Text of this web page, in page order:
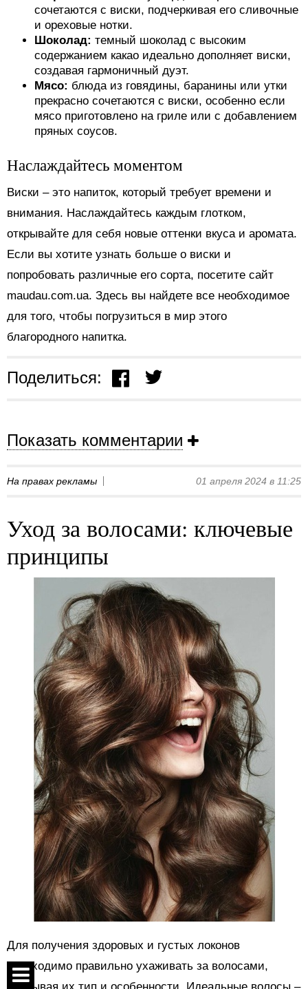
сочетаются с виски, подчеркивая его сливочные
и ореховые нотки.
Шоколад: темный шоколад с высоким
содержанием какао идеально дополняет виски,
создавая гармоничный дуэт.
Мясо: блюда из говядины, баранины или утки
прекрасно сочетаются с виски, особенно если
мясо приготовлено на гриле или с добавлением
пряных соусов.
Наслаждайтесь моментом
Виски – это напиток, который требует времени и
внимания. Наслаждайтесь каждым глотком,
открывайте для себя новые оттенки вкуса и аромата.
Если вы хотите узнать больше о виски и
попробовать различные его сорта, посетите сайт
maudau.com.ua. Здесь вы найдете все необходимое
для того, чтобы погрузиться в мир этого
благородного напитка.
Поделиться:
Показать комментарии
На правах рекламы 01 апреля 2024 в 11:25
Уход за волосами: ключевые
принципы
Для получения здоровых и густых локонов
необходимо правильно ухаживать за волосами,